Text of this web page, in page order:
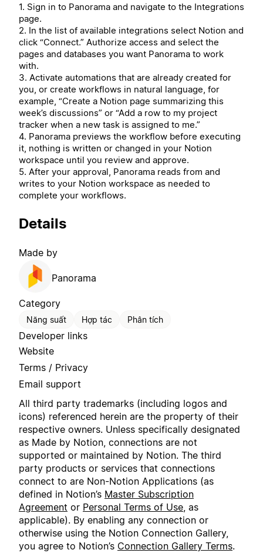
1. Sign in to Panorama and navigate to the Integrations
page.
2. In the list of available integrations select Notion and
click “Connect.” Authorize access and select the
pages and databases you want Panorama to work
with.
3. Activate automations that are already created for
you, or create workflows in natural language, for
example, “Create a Notion page summarizing this
week’s discussions” or “Add a row to my project
tracker when a new task is assigned to me.”
4. Panorama previews the workflow before executing
it, nothing is written or changed in your Notion
workspace until you review and approve.
5. After your approval, Panorama reads from and
writes to your Notion workspace as needed to
complete your workflows.
Details
Made by
Panorama
Category
Năng suất Hợp tác Phân tích
Developer links
Website
Terms / Privacy
Email support
All third party trademarks (including logos and
icons) referenced herein are the property of their
respective owners. Unless specifically designated
as Made by Notion, connections are not
supported or maintained by Notion. The third
party products or services that connections
connect to are Non-Notion Applications (as
defined in Notion’s Master Subscription
Agreement or Personal Terms of Use, as
applicable). By enabling any connection or
otherwise using the Notion Connection Gallery,
you agree to Notion’s Connection Gallery Terms.